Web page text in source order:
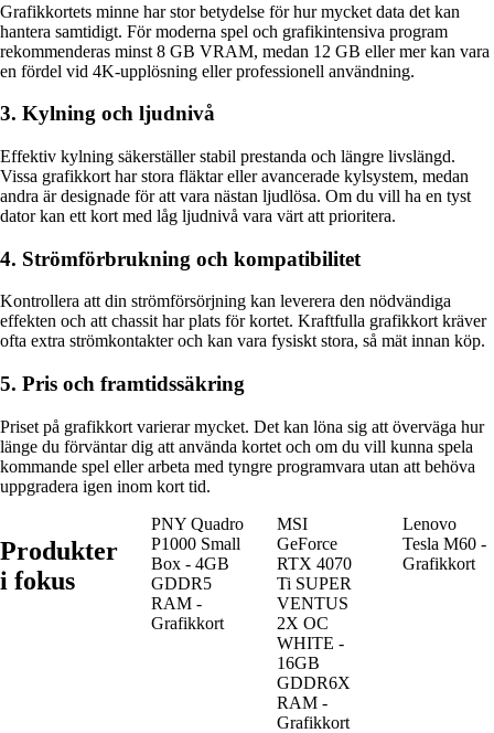
Grafikkortets minne har stor betydelse för hur mycket data det kan
hantera samtidigt. För moderna spel och grafikintensiva program
rekommenderas minst 8 GB VRAM, medan 12 GB eller mer kan vara
en fördel vid 4K-upplösning eller professionell användning.
3. Kylning och ljudnivå
Effektiv kylning säkerställer stabil prestanda och längre livslängd.
Vissa grafikkort har stora fläktar eller avancerade kylsystem, medan
andra är designade för att vara nästan ljudlösa. Om du vill ha en tyst
dator kan ett kort med låg ljudnivå vara värt att prioritera.
4. Strömförbrukning och kompatibilitet
Kontrollera att din strömförsörjning kan leverera den nödvändiga
effekten och att chassit har plats för kortet. Kraftfulla grafikkort kräver
ofta extra strömkontakter och kan vara fysiskt stora, så mät innan köp.
5. Pris och framtidssäkring
Priset på grafikkort varierar mycket. Det kan löna sig att överväga hur
länge du förväntar dig att använda kortet och om du vill kunna spela
kommande spel eller arbeta med tyngre programvara utan att behöva
uppgradera igen inom kort tid.
Produkter
i fokus
PNY Quadro
P1000 Small
Box - 4GB
GDDR5
RAM -
Grafikkort
MSI
GeForce
RTX 4070
Ti SUPER
VENTUS
2X OC
WHITE -
16GB
GDDR6X
RAM -
Grafikkort
Lenovo
Tesla M60 -
Grafikkort